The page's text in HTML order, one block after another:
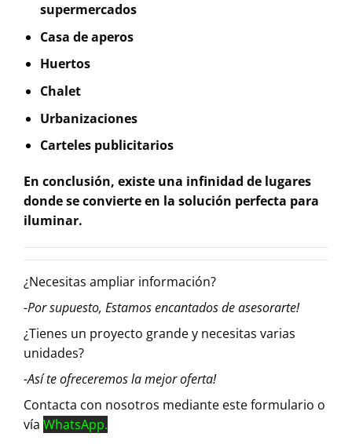
supermercados
Casa de aperos
Huertos
Chalet
Urbanizaciones
Carteles publicitarios
En conclusión, existe una infinidad de lugares
donde se convierte en la solución perfecta para
iluminar.
¿Necesitas ampliar información?
-Por supuesto, Estamos encantados de asesorarte!
¿Tienes un proyecto grande y necesitas varias
unidades?
-Así te ofreceremos la mejor oferta!
Contacta con nosotros mediante este formulario o
vía WhatsApp.